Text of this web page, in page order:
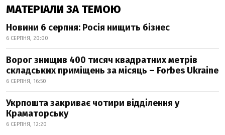
МАТЕРІАЛИ ЗА ТЕМОЮ
Новини 6 серпня: Росія нищить бізнес
6 СЕРПНЯ, 20:00
Ворог знищив 400 тисяч квадратних метрів
складських приміщень за місяць – Forbes Ukraine
6 СЕРПНЯ, 16:50
Укрпошта закриває чотири відділення у
Краматорську
6 СЕРПНЯ, 12:20